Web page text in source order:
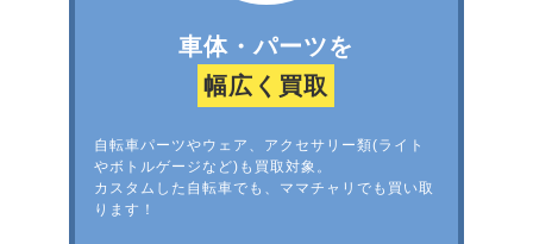
車体・パーツを
幅広く買取
自転車パーツやウェア、アクセサリー類(ライト
やボトルゲージなど)も買取対象。
カスタムした自転車でも、ママチャリでも買い取
ります！